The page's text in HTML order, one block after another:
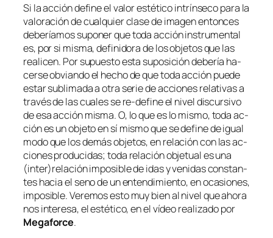
Si la ac­ción de­fi­ne el va­lor es­té­ti­co in­trín­se­co pa­ra la
va­lo­ra­ción de cual­quier cla­se de ima­gen en­ton­ces
de­be­ría­mos su­po­ner que to­da ac­ción ins­tru­men­tal
es, por si mis­ma, de­fi­ni­do­ra de los ob­je­tos que las
reali­cen. Por su­pues­to es­ta su­po­si­ción de­be­ría ha­
cer­se ob­vian­do el he­cho de que to­da ac­ciónpue­de
es­tar su­bli­ma­da a otra se­rie de ac­cio­nes re­la­ti­vasa
tra­vés de las cua­les se re-define el ni­vel dis­cur­si­vo
de esa ac­ción mis­ma. O, lo que es lo mis­mo, to­da ac­
ción es un ob­je­toen sí mis­moque se de­fi­ne de igual
mo­do que los de­más ob­je­tos, en re­la­ción con las ac­
cio­nes pro­du­ci­das; to­da re­la­ción ob­je­tual es una
(inter)relación im­po­si­ble de idas y ve­ni­das cons­tan­
tes ha­cia el seno de un en­ten­di­mien­to, en oca­sio­nes,
im­po­si­ble. Veremos es­to muy bien al ni­vel que aho­ra
nos in­tere­sa, el es­té­ti­co, en el ví­deo rea­li­za­do por
Megaforce.